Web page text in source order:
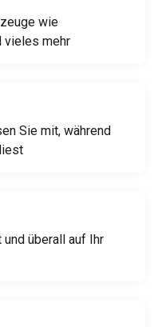
wie
vieles mehr
Sie mit, während
überall auf Ihr